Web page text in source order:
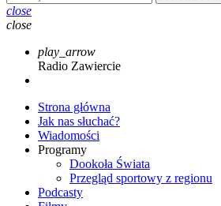
close
close
play_arrow
Radio Zawiercie
Strona główna
Jak nas słuchać?
Wiadomości
Programy
Dookoła Świata
Przegląd sportowy z regionu
Podcasty